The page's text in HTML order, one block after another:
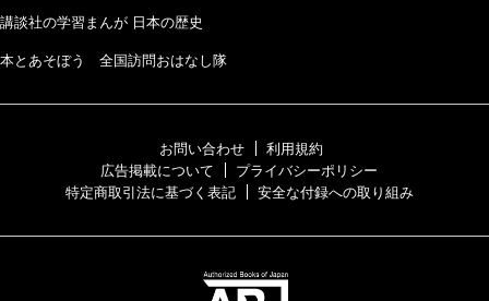
講談社の学習まんが 日本の歴史
本とあそぼう 全国訪問おはなし隊
お問い合わせ
利用規約
広告掲載について
プライバシーポリシー
特定商取引法に基づく表記
安全な付録への取り組み